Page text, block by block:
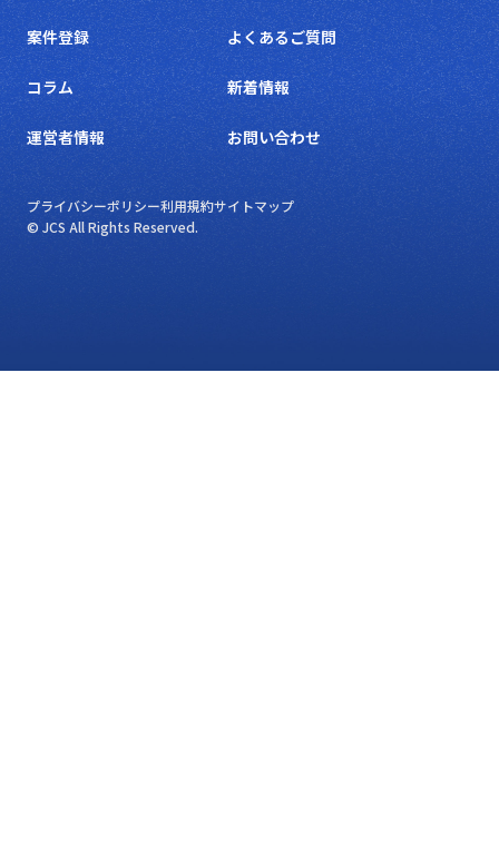
案件登録 よくあるご質問
コラム 新着情報
運営者情報 お問い合わせ
© JCS All Rights Reserved.
プライバシーポリシー利用規約サイトマップ